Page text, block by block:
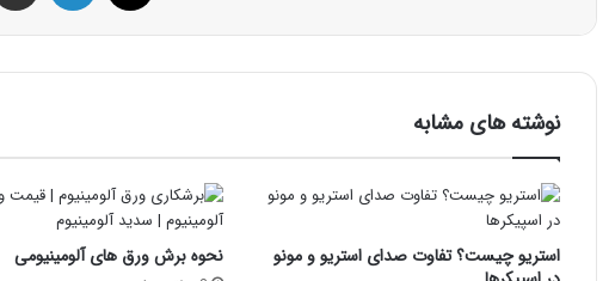
نوشته های مشابه
استریو چیست؟ تفاوت صدای استریو و مونو
نحوه برش ورق های آلومینیومی